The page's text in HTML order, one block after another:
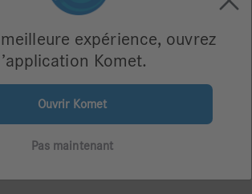
expérience, ouvrez
Komet.
Ouvrir Komet
Pas maintenant